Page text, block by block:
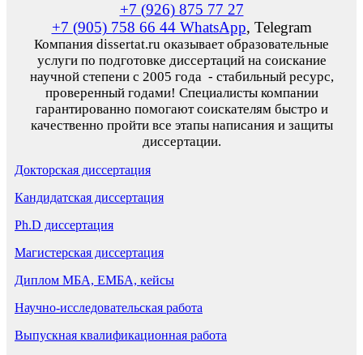
+7 (926) 875 77 27
+7 (905) 758 66 44 WhatsApp, Telegram
Компания dissertat.ru оказывает образовательные
услуги по подготовке диссертаций на соискание
научной степени с 2005 года - стабильный ресурс,
проверенный годами! Специалисты компании
гарантированно помогают соискателям быстро и
качественно пройти все этапы написания и защиты
диссертации.
Докторская диссертация
Кандидатская диссертация
Ph.D диссертация
Магистерская диссертация
Диплом МБА, ЕМБА, кейсы
Научно-исследовательская работа
Выпускная квалификационная работа